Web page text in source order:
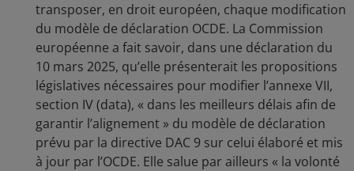
transposer, en droit européen, chaque modification
du modèle de déclaration OCDE. La Commission
européenne a fait savoir, dans une déclaration du
10 mars 2025, qu’elle présenterait les propositions
législatives nécessaires pour modifier l’annexe VII,
section IV (data), « dans les meilleurs délais afin de
garantir l’alignement » du modèle de déclaration
prévu par la directive DAC 9 sur celui élaboré et mis
à jour par l’OCDE. Elle salue par ailleurs « la volonté